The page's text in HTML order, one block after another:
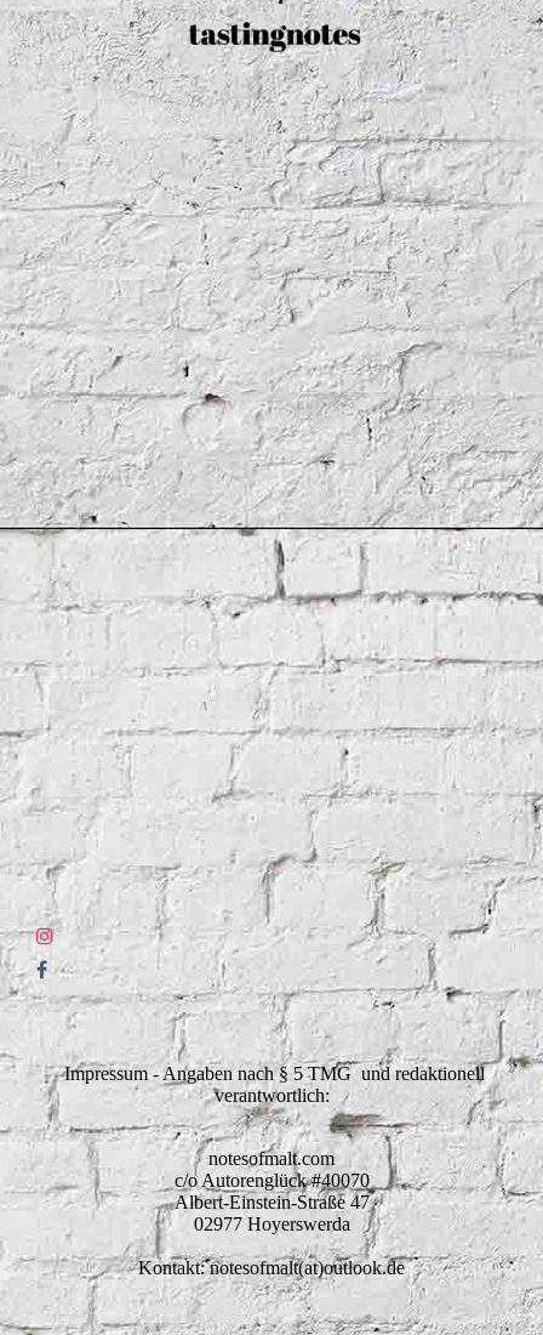
Impressum - Angaben nach § 5 TMG und redaktionell
verantwortlich:
notesofmalt.com
c/o Autorenglück #40070
Albert-Einstein-Straße 47
02977 Hoyerswerda
Kontakt: notesofmalt(at)outlook.de